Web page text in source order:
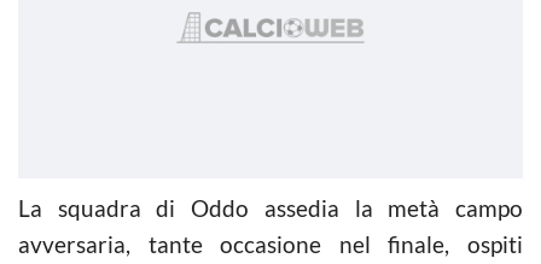
La squadra di Oddo assedia la metà campo
avversaria, tante occasione nel finale, ospiti